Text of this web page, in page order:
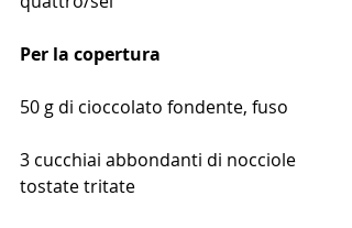
Per la copertura
50 g di cioccolato fondente, fuso
3 cucchiai abbondanti di nocciole
tostate tritate